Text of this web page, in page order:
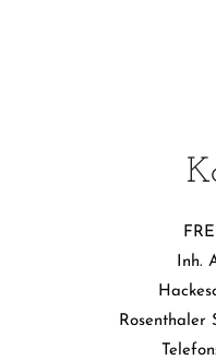
Inh.
Rosenthaler